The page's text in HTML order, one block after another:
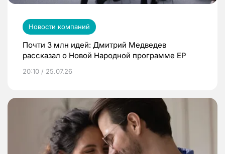
Новости компаний
Почти 3 млн идей: Дмитрий Медведев
рассказал о Новой Народной программе ЕР
20:10 / 25.07.26